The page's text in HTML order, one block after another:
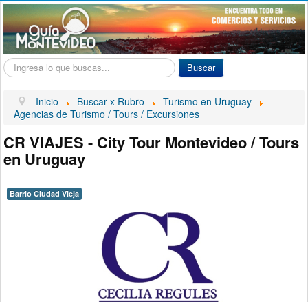
Buscar... Buscar
Inicio Buscar x Rubro
Turismo en Uruguay
Agencias de Turismo / Tours / Excursiones
CR VIAJES - City Tour Montevideo / Tours
en Uruguay
Barrio Ciudad Vieja